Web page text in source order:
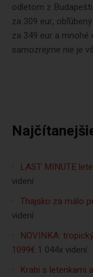
odletom z
za 309 eur,
za 349 eur a
samozrejme nie je
LAST MINUTE
videní
Thajsko za málo
videní
NOVINKA:
1099€ 1 044x videní
Krabi s letenkami